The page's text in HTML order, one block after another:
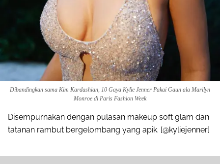
Dibandingkan sama Kim Kardashian, 10 Gaya Kylie Jenner Pakai Gaun ala Marilyn
Monroe di Paris Fashion Week
Disempurnakan dengan pulasan makeup soft glam dan
tatanan rambut bergelombang yang apik. [@kyliejenner]